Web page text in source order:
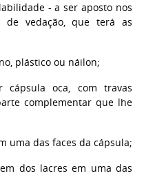
- a ser aposto nos
de vedação, que terá as
plástico ou náilon;
oca, com travas
complementar que lhe
uma das faces da cápsula;
dos lacres em uma das